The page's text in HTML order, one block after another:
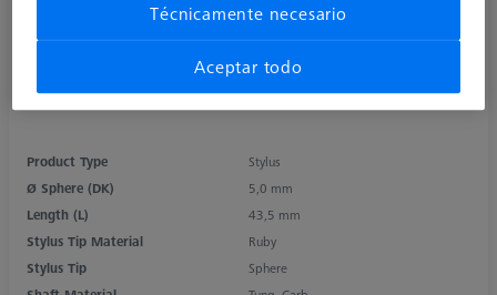
Product Type
Stylus
Ø Sphere (DK)
5,0 mm
Length (L)
43,5 mm
Stylus Tip Material
Ruby
Stylus Tip
Sphere
Técnicamente necesario
Aceptar todo